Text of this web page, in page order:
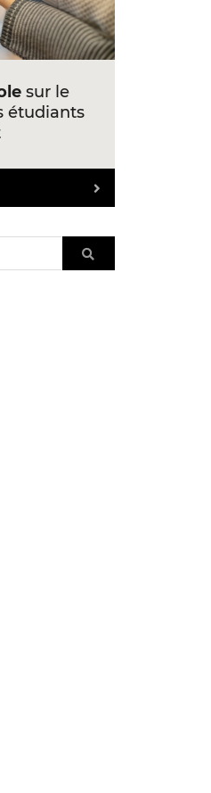
sur le
étudiants